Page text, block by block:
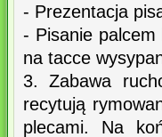
- Prezentacja
- Pisanie palcem
na tacce
3. Zabawa
recytują
plecami. Na